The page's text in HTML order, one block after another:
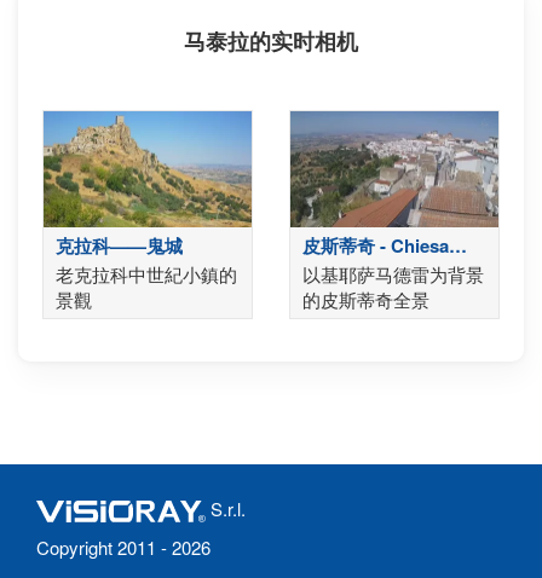
马泰拉的实时相机
克拉科——鬼城
老克拉科中世紀小鎮的
景觀
皮斯蒂奇 - Chiesa
Madre
以基耶萨马德雷为背景
的皮斯蒂奇全景
S.r.l.
Copyright 2011 - 2026